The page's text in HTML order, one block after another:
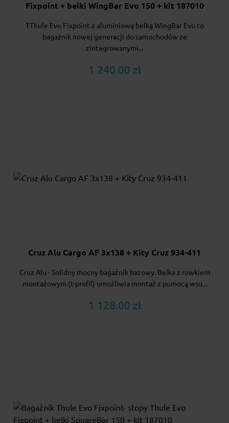
Fixpoint + belki WingBar Evo 150 + kit 187010
TThule Evo Fixpoint z aluminiową belką WingBar Evo to
bagażnik nowej generacji do samochodów ze
zintegrowanymi...
1 240.00 zł
Cruz Alu Cargo AF 3x138 + Kity Cruz 934-411
Cruz Alu - Solidny mocny bagażnik bazowy. Belka z rowkiem
montażowym (t-profil) umożliwia montaż z pomocą wsu...
1 128.00 zł